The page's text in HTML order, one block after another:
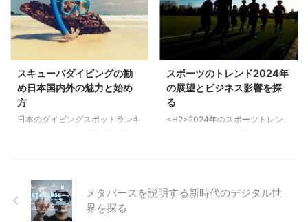
スキューバダイビングの勧
め日本国内外の魅力と始め
方
日本のダイビングスポットランキ
ダイビングシーンを徹底解説しま
す。ダイビングを楽しむためのポ
イントにも触れます。 透明度の
スポーツのトレンド2024年
の展望とビジネス影響を探
る
<H2>2024年のスポーツトレン
は拡大していますが、そのビジネ
ス化にはデメリットも存在しま
メタバースを説明する新時代のデジタル世
界を探る